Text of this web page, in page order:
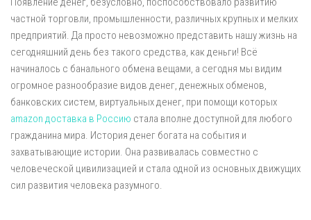
частной торговли, промышленности, различных крупных и мелких
предприятий. Да просто невозможно представить нашу жизнь на
сегодняшний день без такого средства, как деньги! Всё
начиналось с банального обмена вещами, а сегодня мы видим
огромное разнообразие видов денег, денежных обменов,
банковских систем, виртуальных денег, при помощи которых
amazon доставка в Россию стала вполне доступной для любого
гражданина мира. История денег богата на события и
захватывающие истории. Она развивалась совместно с
человеческой цивилизацией и стала одной из основных движущих
сил развития человека разумного.